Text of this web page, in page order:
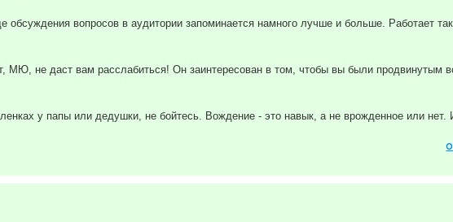
вопросов в аудитории запоминается намного лучше и больше. Работает
МЮ, не даст вам расслабиться! Он заинтересован в том, чтобы вы были продвинутым
у папы или дедушки, не бойтесь. Вождение - это навык, а не врожденное или нет.